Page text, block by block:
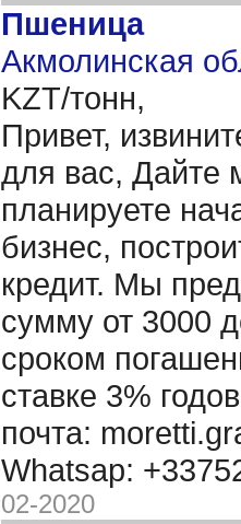
Пшеница
Акмолинская
KZT/тонн,
Привет,
для вас, Дайте
планируете
бизнес,
кредит. Мы
сумму от 3000
сроком
ставке 3%
почта:
Whatsap:
02-2020